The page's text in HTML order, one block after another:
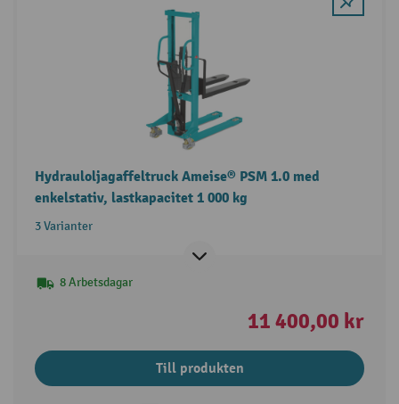
Hydrauloljagaffeltruck Ameise® PSM 1.0 med
enkelstativ, lastkapacitet 1 000 kg
3 Varianter
8 Arbetsdagar
11 400,00 kr
Till produkten